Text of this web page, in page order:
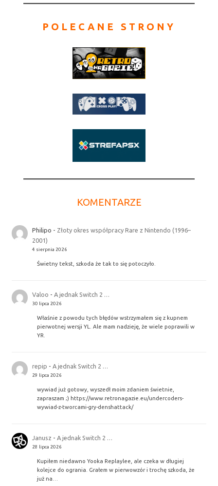
POLECANE STRONY
KOMENTARZE
Philipo - Złoty okres współpracy Rare z Nintendo (1996–
2001)
4 sierpnia 2026
Świetny tekst, szkoda że tak to się potoczyło.
Valoo -A jednak Switch 2 …
30 lipca 2026
Właśnie z powodu tych błędów wstrzymałem się z kupnem
pierwotnej wersji YL. Ale mam nadzieję, że wiele poprawili w
YR.
repip -A jednak Switch 2 …
29 lipca 2026
wywiad już gotowy, wyszedł moim zdaniem świetnie,
zapraszam ;) https://www.retronagazie.eu/undercoders-
wywiad-z-tworcami-gry-denshattack/
Janusz -A jednak Switch 2 …
28 lipca 2026
Kupiłem niedawno Yooka Replaylee, ale czeka w długiej
kolejce do ogrania. Grałem w pierwowzór i trochę szkoda, że
już na…